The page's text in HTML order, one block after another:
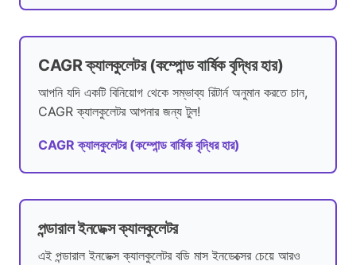
CAGR ক্যালকুলেটর (কম্পোন্ড বার্ষিক বৃদ্ধির হার)
আপনি যদি একটি বিনিয়োগ থেকে সম্ভাব্য রিটার্ন অনুমান করতে চান,
CAGR ক্যালকুলেটর আপনার জন্য টুল!
CAGR ক্যালকুলেটর (কম্পোন্ড বার্ষিক বৃদ্ধির হার)
পন্ডারাল ইনডেক্স ক্যালকুলেটর
এই পন্ডারাল ইনডেক্স ক্যালকুলেটর বডি মাস ইনডেক্সের চেয়ে আরও